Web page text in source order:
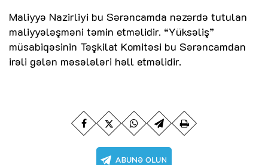
Maliyyə Nazirliyi bu Sərəncamda nəzərdə tutulan
maliyyələşməni təmin etməlidir. “Yüksəliş”
müsabiqəsinin Təşkilat Komitəsi bu Sərəncamdan
irəli gələn məsələləri həll etməlidir.